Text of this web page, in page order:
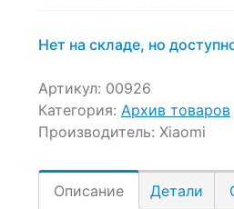
14,990 ₽.
Нет на складе, но
Артикул: 00926
Категория: Архив товаров
Производитель: Xiaomi
Описание Детали